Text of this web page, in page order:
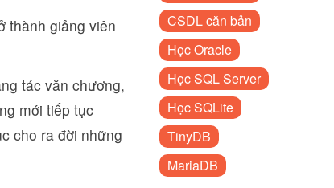
thành giảng viên
tác văn chương,
mới tiếp tục
cho ra đời những
CSDL căn bản
Học Oracle
Học SQL Server
Học SQLite
TinyDB
MariaDB